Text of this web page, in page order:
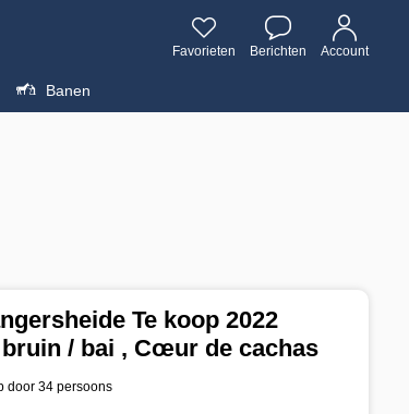
Favorieten Berichten Account
Banen
Te koop 2022
/ bai , Cœur de cachas
door 34 persoons